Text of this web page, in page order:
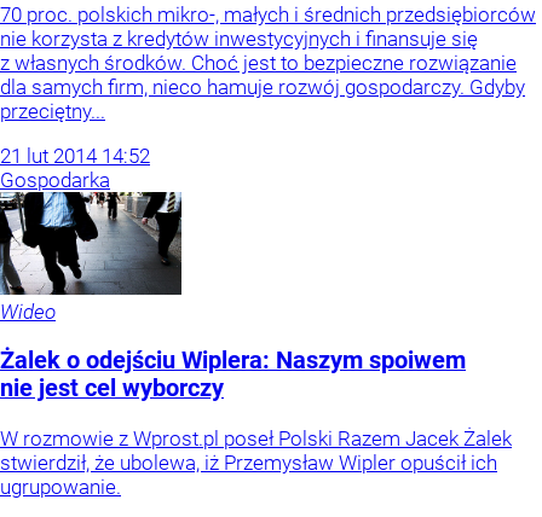
70 proc. polskich mikro-, małych i średnich przedsiębiorców
nie korzysta z kredytów inwestycyjnych i finansuje się
z własnych środków. Choć jest to bezpieczne rozwiązanie
dla samych firm, nieco hamuje rozwój gospodarczy. Gdyby
przeciętny...
21 lut 2014 14:52
Gospodarka
Wideo
Żalek o odejściu Wiplera: Naszym spoiwem
nie jest cel wyborczy
W rozmowie z Wprost.pl poseł Polski Razem Jacek Żalek
stwierdził, że ubolewa, iż Przemysław Wipler opuścił ich
ugrupowanie.